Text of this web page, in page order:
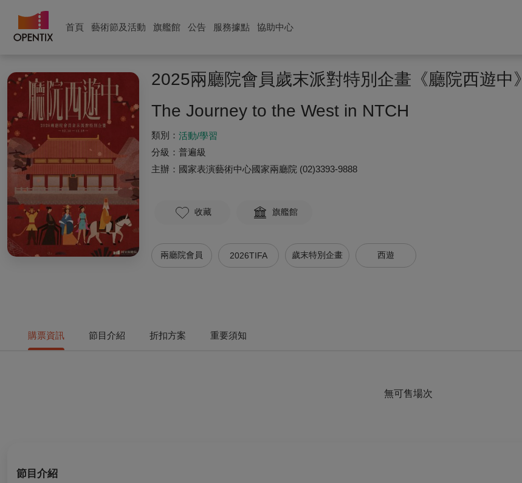
首頁 藝術節及活動 旗艦館 公告 服務據點 協助中心
2025兩廳院會員歲末派對特別企畫《廳院西遊中》
The Journey to the West in NTCH
類別： 活動/學習
分級： 普遍級
主辦： 國家表演藝術中心國家兩廳院 (02)3393-9888
收藏 旗艦館
兩廳院會員 2026TIFA 歲末特別企畫 西遊
購票資訊 節目介紹 折扣方案 重要須知
無可售場次
節目介紹